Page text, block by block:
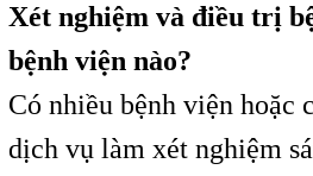
Xét nghiệm và điều trị
bệnh viện nào?
Có nhiều bệnh viện hoặc
dịch vụ làm xét nghiệm